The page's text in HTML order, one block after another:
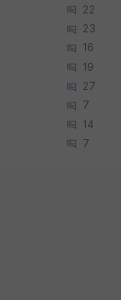
22
23
16
19
27
7
14
7